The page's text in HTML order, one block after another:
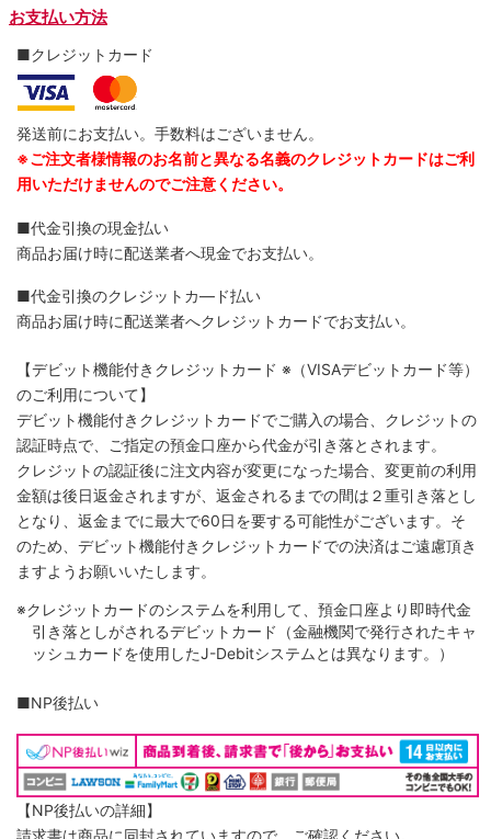
お支払い方法
■クレジットカード
発送前にお支払い。手数料はございません。
※ご注文者様情報のお名前と異なる名義のクレジットカードはご利
用いただけませんのでご注意ください。
■代金引換の現金払い
商品お届け時に配送業者へ現金でお支払い。
■代金引換のクレジットカ―ド払い
商品お届け時に配送業者へクレジットカードでお支払い。
【デビット機能付きクレジットカード ※（VISAデビットカード等）
のご利用について】
デビット機能付きクレジットカードでご購入の場合、クレジットの
認証時点で、ご指定の預金口座から代金が引き落とされます。
クレジットの認証後に注文内容が変更になった場合、変更前の利用
金額は後日返金されますが、返金されるまでの間は２重引き落とし
となり、返金までに最大で60日を要する可能性がございます。そ
のため、デビット機能付きクレジットカードでの決済はご遠慮頂き
ますようお願いいたします。
※クレジットカードのシステムを利用して、預金口座より即時代金
引き落としがされるデビットカード（金融機関で発行されたキャ
ッシュカードを使用したJ-Debitシステムとは異なります。）
■NP後払い
【NP後払いの詳細】
請求書は商品に同封されていますので、ご確認ください。